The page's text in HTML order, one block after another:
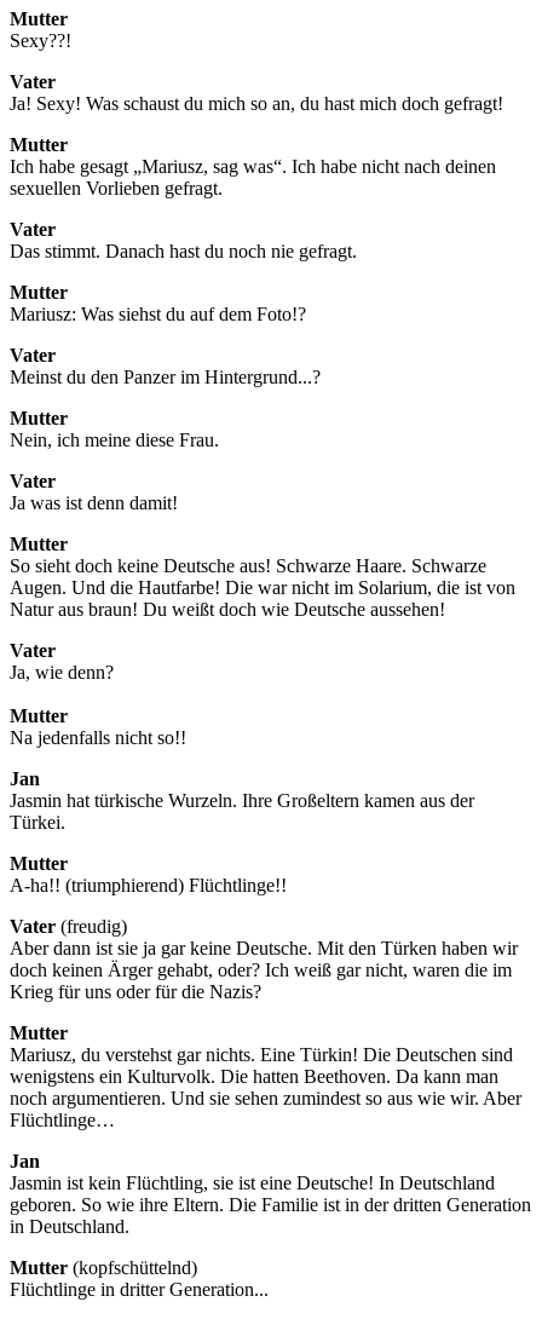
Mutter
Sexy??!
Vater
Ja! Sexy! Was schaust du mich so an, du hast mich doch gefragt!
Mutter
Ich habe gesagt „Mariusz, sag was“. Ich habe nicht nach deinen
sexuellen Vorlieben gefragt.
Vater
Das stimmt. Danach hast du noch nie gefragt.
Mutter
Mariusz: Was siehst du auf dem Foto!?
Vater
Meinst du den Panzer im Hintergrund...?
Mutter
Nein, ich meine diese Frau.
Vater
Ja was ist denn damit!
Mutter
So sieht doch keine Deutsche aus! Schwarze Haare. Schwarze
Augen. Und die Hautfarbe! Die war nicht im Solarium, die ist von
Natur aus braun! Du weißt doch wie Deutsche aussehen!
Vater
Ja, wie denn?
Mutter
Na jedenfalls nicht so!!
Jan
Jasmin hat türkische Wurzeln. Ihre Großeltern kamen aus der
Türkei.
Mutter
A-ha!! (triumphierend) Flüchtlinge!!
Vater (freudig)
Aber dann ist sie ja gar keine Deutsche. Mit den Türken haben wir
doch keinen Ärger gehabt, oder? Ich weiß gar nicht, waren die im
Krieg für uns oder für die Nazis?
Mutter
Mariusz, du verstehst gar nichts. Eine Türkin! Die Deutschen sind
wenigstens ein Kulturvolk. Die hatten Beethoven. Da kann man
noch argumentieren. Und sie sehen zumindest so aus wie wir. Aber
Flüchtlinge…
Jan
Jasmin ist kein Flüchtling, sie ist eine Deutsche! In Deutschland
geboren. So wie ihre Eltern. Die Familie ist in der dritten Generation
in Deutschland.
Mutter (kopfschüttelnd)
Flüchtlinge in dritter Generation...